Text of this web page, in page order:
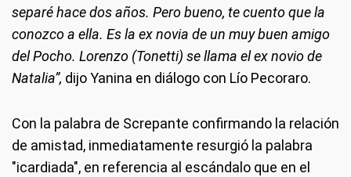
separé hace dos años. Pero bueno, te cuento que la
conozco a ella. Es la ex novia de un muy buen amigo
del Pocho. Lorenzo (Tonetti) se llama el ex novio de
Natalia”, dijo Yanina en diálogo con Lío Pecoraro.
Con la palabra de Screpante confirmando la relación
de amistad, inmediatamente resurgió la palabra
"icardiada", en referencia al escándalo que en el